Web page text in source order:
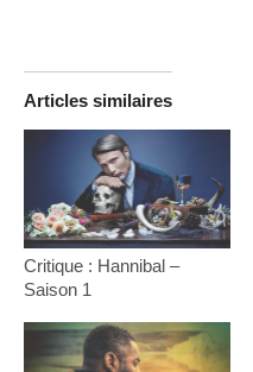
Articles similaires
Critique : Hannibal –
Saison 1